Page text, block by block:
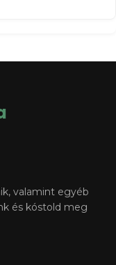
valamint egyéb
és kóstold meg